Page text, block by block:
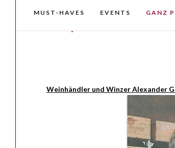
MUST-HAVES EVENTS GANZ
Weinhändler und Winzer Alexander